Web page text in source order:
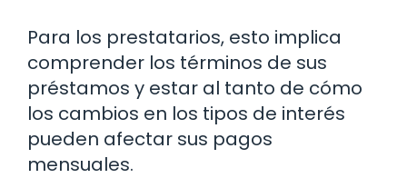
Para los prestatarios, esto implica
comprender los términos de sus
préstamos y estar al tanto de cómo
los cambios en los tipos de interés
pueden afectar sus pagos
mensuales.